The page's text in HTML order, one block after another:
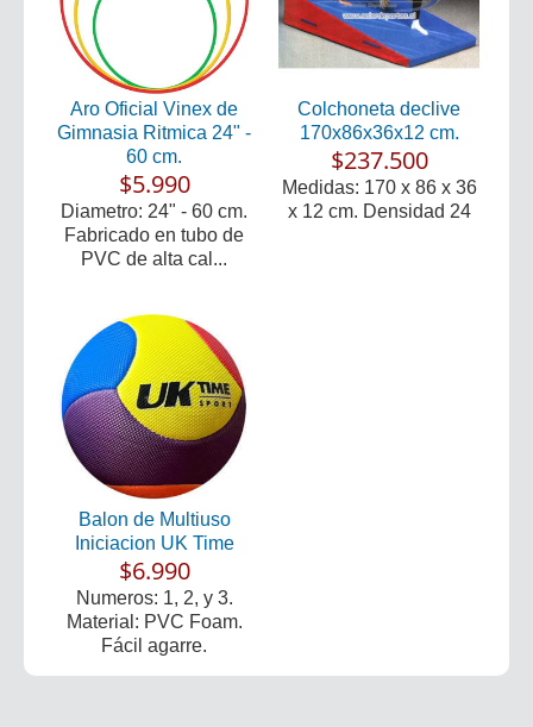
Aro Oficial Vinex de
Gimnasia Ritmica 24" -
60 cm.
$5.990
Diametro: 24" - 60 cm.
Fabricado en tubo de
PVC de alta cal...
Colchoneta declive
170x86x36x12 cm.
$237.500
Medidas: 170 x 86 x 36
x 12 cm. Densidad 24
Balon de Multiuso
Iniciacion UK Time
$6.990
Numeros: 1, 2, y 3.
Material: PVC Foam.
Fácil agarre.